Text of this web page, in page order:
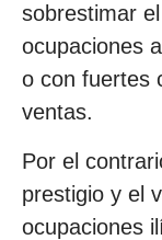
sobrestimar
ocupaciones
o con fuertes
ventas.
Por el
prestigio y el
ocupaciones